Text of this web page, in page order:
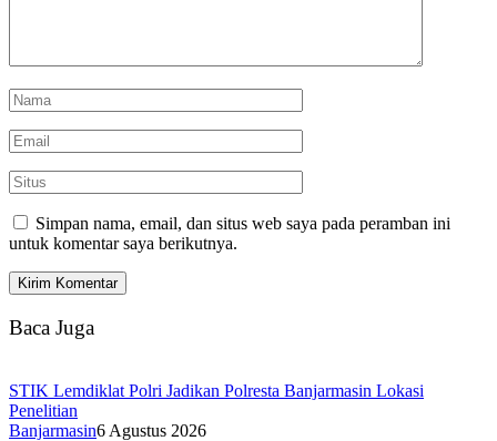
Simpan nama, email, dan situs web saya pada peramban ini
untuk komentar saya berikutnya.
Baca Juga
STIK Lemdiklat Polri Jadikan Polresta Banjarmasin Lokasi
Penelitian
Banjarmasin6 Agustus 2026